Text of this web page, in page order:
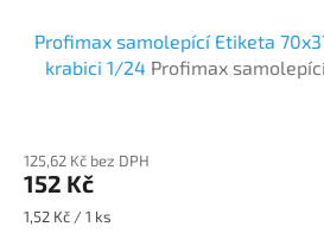
Profimax samolepící Etiketa
krabici 1/24 Profimax
125,62 Kč bez DPH
152 Kč
Měrná
1,52 Kč / 1 ks